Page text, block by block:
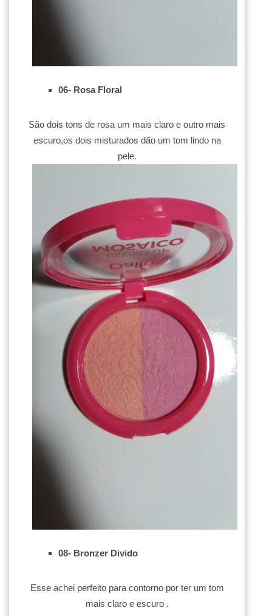
06- Rosa Floral
São dois tons de rosa um mais claro e outro mais
escuro,os dois misturados dão um tom lindo na
pele.
08- Bronzer Divido
Esse achei perfeito para contorno por ter um tom
mais claro e escuro .